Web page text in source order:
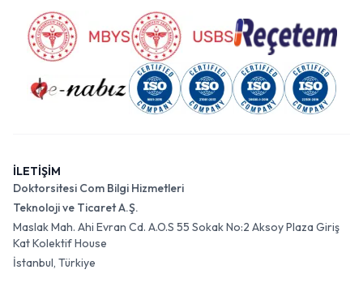
İLETİŞİM
Doktorsitesi Com Bilgi Hizmetleri
Teknoloji ve Ticaret A.Ş.
Maslak Mah. Ahi Evran Cd. A.O.S 55 Sokak No:2 Aksoy Plaza Giriş
Kat Kolektif House
İstanbul, Türkiye